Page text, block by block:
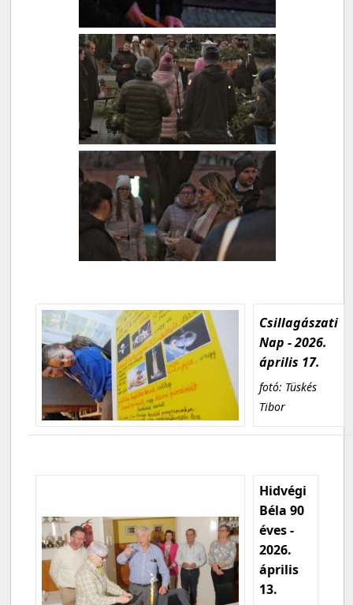
Csillagászati
Nap - 2026.
április 17.
fotó: Tüskés
Tibor
Hidvégi
Béla 90
éves -
2026.
április
13.